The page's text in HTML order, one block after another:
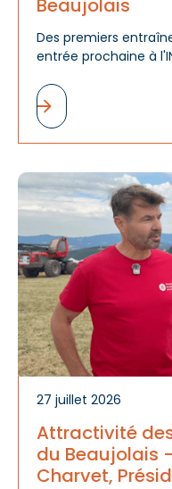
Des premiers
entrée prochaine à
celui d'un talent
par tout un territoire.
27 juillet 2026
Attractivité
du Beaujolais
Charvet,